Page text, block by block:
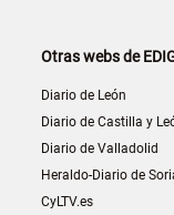
Otras webs de
Diario de León
Diario de Castilla y
Diario de Valladolid
Heraldo-Diario de
CyLTV.es